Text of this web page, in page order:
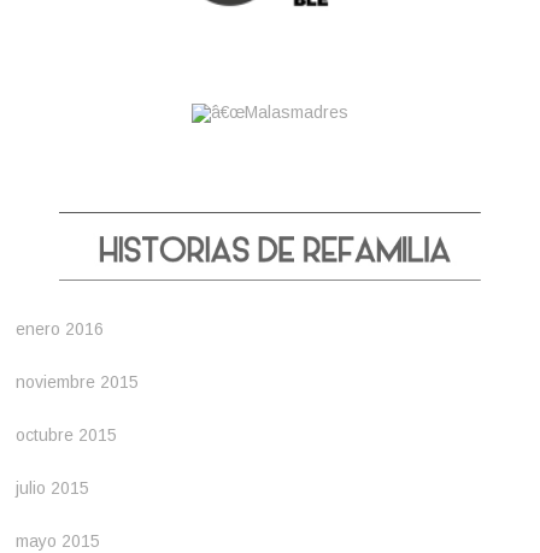
enero 2016
noviembre 2015
octubre 2015
julio 2015
mayo 2015